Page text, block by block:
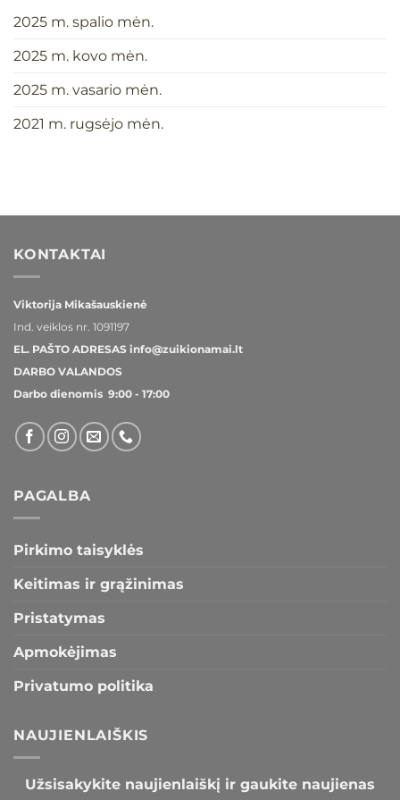
2025 m. spalio mėn.
2025 m. kovo mėn.
2025 m. vasario mėn.
2021 m. rugsėjo mėn.
KONTAKTAI
Viktorija Mikašauskienė
Ind. veiklos nr. 1091197
EL. PAŠTO ADRESAS info@zuikionamai.lt
DARBO VALANDOS
Darbo dienomis 9:00 - 17:00
PAGALBA
Pirkimo taisyklės
Keitimas ir grąžinimas
Pristatymas
Apmokėjimas
Privatumo politika
NAUJIENLAIŠKIS
Užsisakykite naujienlaiškį ir gaukite naujienas